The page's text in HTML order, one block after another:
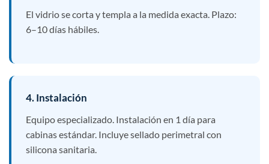
El vidrio se corta y templa a la medida exacta. Plazo:
6–10 días hábiles.
4. Instalación
Equipo especializado. Instalación en 1 día para
cabinas estándar. Incluye sellado perimetral con
silicona sanitaria.